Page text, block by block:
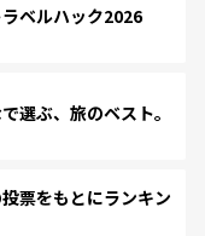
ベルハック2026
選ぶ、旅のベスト。
票をもとにランキン